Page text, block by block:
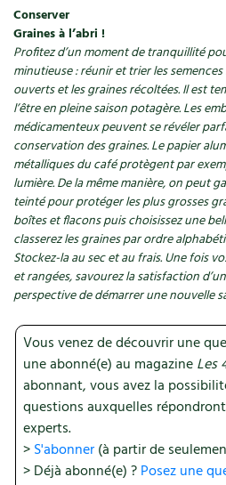
Cuisine saine
Manger bio
Cures, régimes
Dessert, Boulangerie
Techniques, conservation,
Agenda, calendrier
NOUVEAUTÉS
Feuilleter le catalogue
Le magazineLes 4 saisons
Stages
Cartes cadeau
Accès
Séjourner en Trièves
Nous contacter
Bricolages au jardin
Outils et ustensiles du jardin
Biodiversité
Ravageurs et maladies au jardin
Petit élevage
Cuisine saine
Alimentation et nutrition
Recettes de printemps
Recettes par type de plat
Recettes sans gluten
Recettes végétariennes et vegan
Habitat écologique
Les chroniques de Marie
Forums
Jardin bio
Habitat écologique
Cuisine saine
Soins naturels
Société et alternatives
Questions à la rédaction
Entre abonné·es
Trucs & astuces
Expés
Conserver
Graines à l’abri !
Profitez d’un moment de tranquillité
minutieuse : réunir et trier les semences
ouverts et les graines récoltées. Il est
l’être en pleine saison potagère. Les
médicamenteux peuvent se révéler
conservation des graines. Le papier
métalliques du café protègent par
lumière. De la même manière, on peut
teinté pour protéger les plus grosses
boîtes et flacons puis choisissez une
classerez les graines par ordre
Stockez-la au sec et au frais. Une fois
et rangées, savourez la satisfaction
perspective de démarrer une nouvelle
Vous venez de découvrir une
une abonné(e) au magazineLes
abonnant, vous avez la
questions auxquelles
experts.
>S'abonner(à partir de
> Déjà abonné(e) ?Posez une